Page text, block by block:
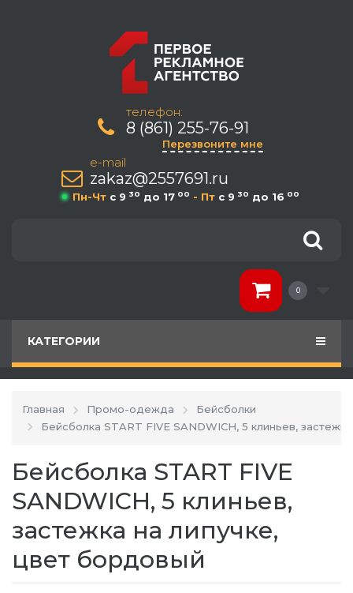
телефон:
8 (861) 255-76-91
Перезвоните мне
e-mail
zakaz@2557691.ru
Пн-Чт c 9 30 до 17 00 - Пт c 9 30 до 16 00
0
КАТЕГОРИИ
Главная Промо-одежда
Бейсболки
Бейсболка START FIVE SANDWICH, 5 клиньев,
Бейсболка START FIVE
SANDWICH, 5 клиньев,
застежка на липучке,
цвет бордовый